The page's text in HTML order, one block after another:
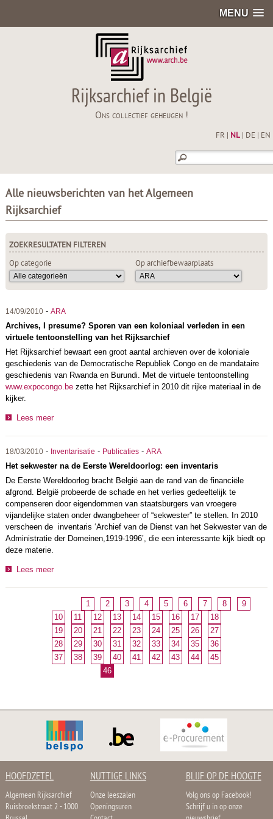
MENU
Rijksarchief in België
Ons collectief geheugen !
FR NL| DE EN
Alle nieuwsberichten van het Algemeen
Rijksarchief
ZOEKRESULTATEN FILTEREN
Op categorie
Op archiefbewaarplaats
14/09/2010- ARA
Archives, I presume? Sporen van een koloniaal verleden in een
virtuele tentoonstelling van het Rijksarchief
Het Rijksarchief bewaart een groot aantal archieven over de koloniale
geschiedenis van de Democratische Republiek Congo en de mandataire
geschiedenis van Rwanda en Burundi. Met de virtuele tentoonstelling
www.expocongo.bezette het Rijksarchief in 2010 dit rijke materiaal in de
kijker.
Lees meer
18/03/2010- Inventarisatie - Publicaties- ARA
Het sekwester na de Eerste Wereldoorlog: een inventaris
De Eerste Wereldoorlog bracht België aan de rand van de financiële
afgrond. België probeerde de schade en het verlies gedeeltelijk te
compenseren door eigendommen van staatsburgers van vroegere
vijandelijke staten onder dwangbeheer of “sekwester” te stellen. In 2010
verscheen de inventaris ‘Archief van de Dienst van het Sekwester van de
Administratie der Domeinen,1919-1996’, die een interessante kijk biedt op
deze materie.
Lees meer
1 2 3 4 5 6 7 8
9
10
11 12 13 14 15 16 17
18
19
20 21 22 23 24 25 26
27
28
29 30 31 32 33 34 35
36
37
38 39 40 41 42 43 44
45
46
HOOFDZETEL
Algemeen Rijksarchief
Ruisbroekstraat 2 - 1000
NUTTIGE LINKS
Onze leeszalen
Openingsuren
BLIJF OP DE HOOGTE
Volg ons op Facebook!
Schrijf u in op onze